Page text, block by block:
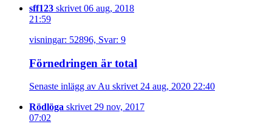
sff123 skrivet 06 aug, 2018
21:59
visningar: 52896, Svar: 9
Förnedringen är total
Senaste inlägg av Au skrivet 24 aug, 2020 22:40
Rödlöga skrivet 29 nov, 2017
07:02